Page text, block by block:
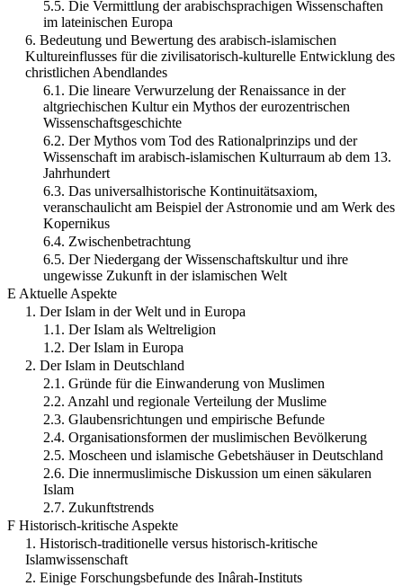
5.5. Die Vermittlung der arabischsprachigen Wissenschaften
im lateinischen Europa
6. Bedeutung und Bewertung des arabisch-islamischen
Kultureinflusses für die zivilisatorisch-kulturelle Entwicklung des
christlichen Abendlandes
6.1. Die lineare Verwurzelung der Renaissance in der
altgriechischen Kultur ein Mythos der eurozentrischen
Wissenschaftsgeschichte
6.2. Der Mythos vom Tod des Rationalprinzips und der
Wissenschaft im arabisch-islamischen Kulturraum ab dem 13.
Jahrhundert
6.3. Das universalhistorische Kontinuitätsaxiom,
veranschaulicht am Beispiel der Astronomie und am Werk des
Kopernikus
6.4. Zwischenbetrachtung
6.5. Der Niedergang der Wissenschaftskultur und ihre
ungewisse Zukunft in der islamischen Welt
E Aktuelle Aspekte
1. Der Islam in der Welt und in Europa
1.1. Der Islam als Weltreligion
1.2. Der Islam in Europa
2. Der Islam in Deutschland
2.1. Gründe für die Einwanderung von Muslimen
2.2. Anzahl und regionale Verteilung der Muslime
2.3. Glaubensrichtungen und empirische Befunde
2.4. Organisationsformen der muslimischen Bevölkerung
2.5. Moscheen und islamische Gebetshäuser in Deutschland
2.6. Die innermuslimische Diskussion um einen säkularen
Islam
2.7. Zukunftstrends
F Historisch-kritische Aspekte
1. Historisch-traditionelle versus historisch-kritische
Islamwissenschaft
2. Einige Forschungsbefunde des Inârah-Instituts